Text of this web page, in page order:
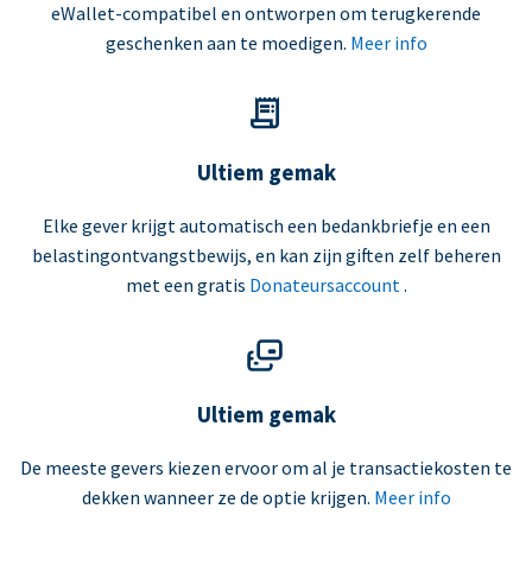
eWallet-compatibel en ontworpen om terugkerende
geschenken aan te moedigen. Meer info
Ultiem gemak
Elke gever krijgt automatisch een bedankbriefje en een
belastingontvangstbewijs, en kan zijn giften zelf beheren
met een gratis Donateursaccount.
Ultiem gemak
De meeste gevers kiezen ervoor om al je transactiekosten te
dekken wanneer ze de optie krijgen. Meer info